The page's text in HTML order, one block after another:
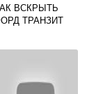
ВСКРЫТЬ
ТРАНЗИТ